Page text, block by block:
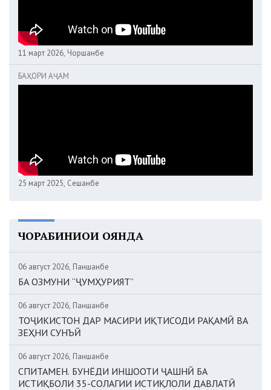
11 март 2026, Чоршанбе
БАҲОРИ АҶАМ
25 март 2025, Сешанбе
ЧОРАБИНИҲОИ ОЯНДА
06 август 2026, Панҷшанбе
БА ОЗМУНИ “ҶУМҲУРИЯТ”
06 август 2026, Панҷшанбе
ТОҶИКИСТОН ДАР МАСИРИ ИҚТИСОДИ РАҚАМӢ ВА
ЗЕҲНИ СУНЪӢ
06 август 2026, Панҷшанбе
СПИТАМЕН. БУНЁДИ ИНШООТИ ҶАШНӢ БА
ИСТИҚБОЛИ 35-СОЛАГИИ ИСТИҚЛОЛИ ДАВЛАТӢ